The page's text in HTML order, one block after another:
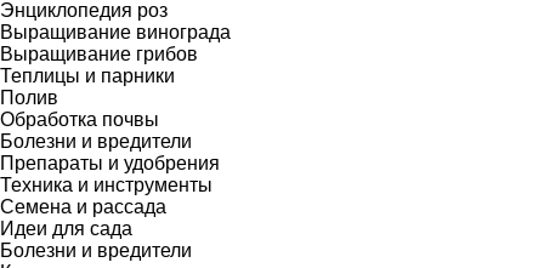
Энциклопедия роз
Выращивание винограда
Выращивание грибов
Теплицы и парники
Полив
Обработка почвы
Болезни и вредители
Препараты и удобрения
Техника и инструменты
Семена и рассада
Идеи для сада
Болезни и вредители